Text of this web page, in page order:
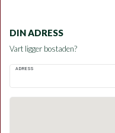
DIN ADRESS
Vart ligger bostaden?
ADRESS